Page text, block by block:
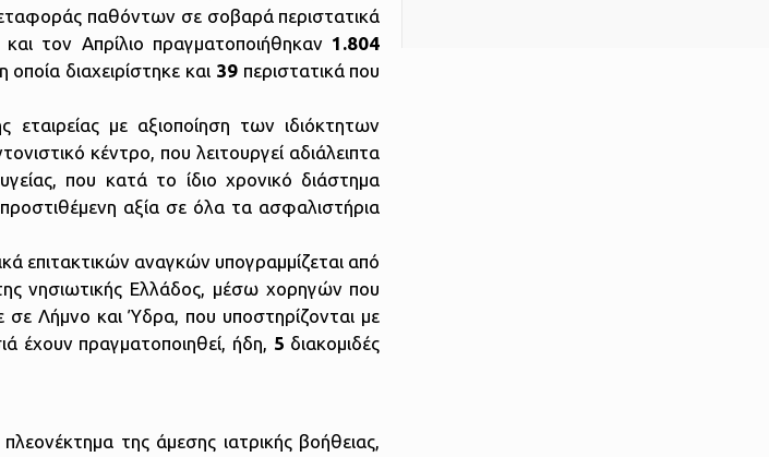
παθόντων σε σοβαρά περιστατικά
τον Απρίλιο πραγματοποιήθηκαν 1.804
διαχειρίστηκε και 39περιστατικά που
με αξιοποίηση των ιδιόκτητων
κέντρο, που λειτουργεί αδιάλειπτα
που κατά το ίδιο χρονικό διάστημα
προστιθέμενη αξία σε όλα τα ασφαλιστήρια
επιτακτικών αναγκών υπογραμμίζεται από
νησιωτικής Ελλάδος, μέσω χορηγών που
Λήμνο και Ύδρα, που υποστηρίζονται με
έχουν πραγματοποιηθεί, ήδη, 5 διακομιδές
της άμεσης ιατρικής βοήθειας,